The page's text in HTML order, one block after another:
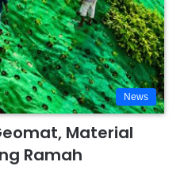
News
Material
Ramah